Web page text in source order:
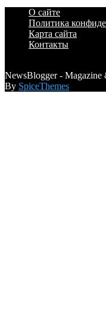
О сайте
Политика
Карта сайта
Контакты
NewsBlogger - Magazine
By SpiceThemes